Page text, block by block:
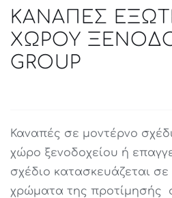
ΚΑΝΑΠΕΣ
ΧΩΡΟΥ
GROUP
Καναπές σε μοντέρνο
χώρο ξενοδοχείου ή
σχέδιο κατασκευάζεται σε
χρώματα της προτίμησής